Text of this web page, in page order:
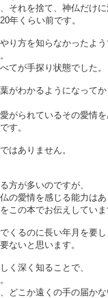
それを捨て、神仏だけ
年くらい前です。
り方を知らなかったよ
てが手探り状態でした。
がわかるようになって
がられているその愛情
す。
はありません。
方が多いのですが、
の愛情を感じる能力は
この本でお伝えしてい
くるのに長い年月を要
ないと思います。
く深く知ることで、
どこか遠くの手の届か